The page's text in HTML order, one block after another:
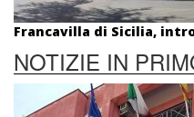
Francavilla di Sicilia,
NOTIZIE IN